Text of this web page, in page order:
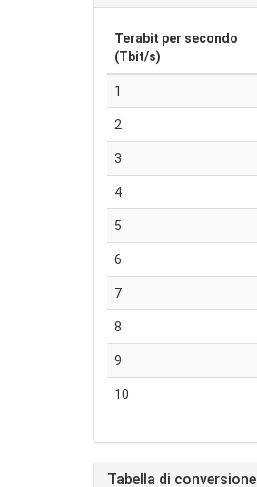
Terabit per secondo
(Tbit/s)
1
2
3
4
5
6
7
8
9
10
Tabella di